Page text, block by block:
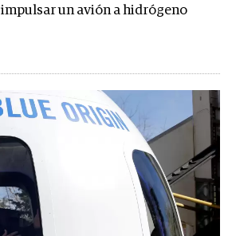
impulsar un avión a hidrógeno